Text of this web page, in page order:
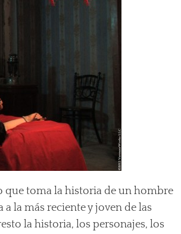
que toma la historia de un hombre
la más reciente y joven de las
la historia, los personajes, los